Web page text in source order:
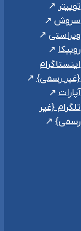
توییتر
سروش
ویراستی
روبیکا
اینستاگرام
{غیر رسمی}
آپارات
تلگرام {غیر
رسمی}